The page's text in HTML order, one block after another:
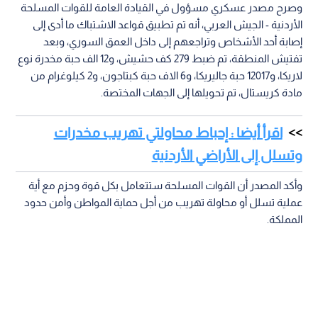
وصرح مصدر عسكري مسؤول في القيادة العامة للقوات المسلحة
الأردنية - الجيش العربي، أنه تم تطبيق قواعد الاشتباك ما أدى إلى
إصابة أحد الأشخاص وتراجعهم إلى داخل العمق السوري، وبعد
تفتيش المنطقة، تم ضبط 279 كف حشيش، و12 الف حبة مخدرة نوع
لاريكا، و12017 حبة جاليريكا، و6 الاف حبة كبتاجون، و2 كيلوغرام من
مادة كريستال، تم تحويلها إلى الجهات المختصة.
اقرأ أيضا : إحباط محاولتي تهريب مخدرات
وتسلل إلى الأراضي الأردنية
وأكد المصدر أن القوات المسلحة ستتعامل بكل قوة وحزم مع أية
عملية تسلل أو محاولة تهريب من أجل حماية المواطن وأمن حدود
المملكة.